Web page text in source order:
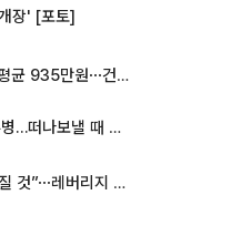
장' [포토]
日대기업 여름 보너스 평균 935만원⋯건설회사 1800만 넘어
차인표 "동생 구강암 투병…떠나보낼 때 가장 힘들었다”
“삼성전자 하단 단단해질 것”⋯레버리지 규제에 쏠림 완화 [찐코노미]